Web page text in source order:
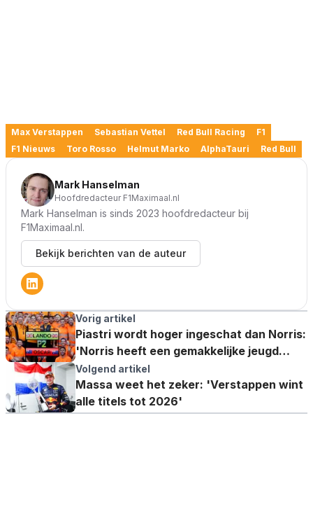
Max Verstappen Sebastian Vettel Red Bull Racing
F1
F1 Nieuws
Toro Rosso Helmut Marko AlphaTauri Red Bull
Mark Hanselman
Hoofdredacteur F1Maximaal.nl
Mark Hanselman is sinds 2023 hoofdredacteur bij
F1Maximaal.nl.
Bekijk berichten van de auteur
Vorig artikel
Piastri wordt hoger ingeschat dan Norris:
'Norris heeft een gemakkelijke jeugd
gehad'
Volgend artikel
Massa weet het zeker: 'Verstappen wint
alle titels tot 2026'